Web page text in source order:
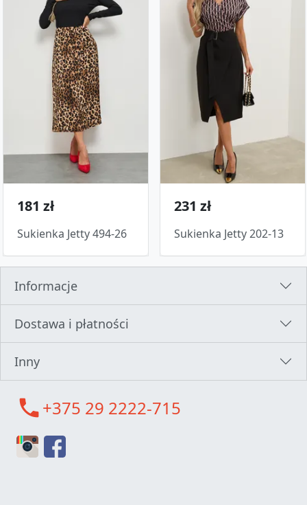
181 zł
Sukienka Jetty 494-26
231 zł
Sukienka Jetty 202-13
Informacje
Dostawa i płatności
Inny
call+375 29 2222-715